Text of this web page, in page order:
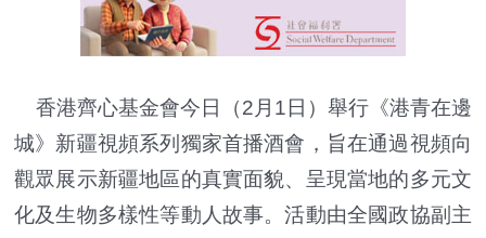
香港齊心基金會今日（2月1日）舉行《港青在邊
城》新疆視頻系列獨家首播酒會，旨在通過視頻向
觀眾展示新疆地區的真實面貌、呈現當地的多元文
化及生物多樣性等動人故事。活動由全國政協副主